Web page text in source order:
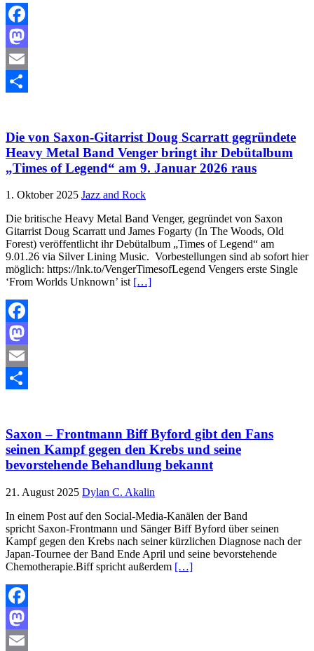
Facebook
Mastodon
Email
Die von Saxon-Gitarrist Doug Scarratt gegründete
Heavy Metal Band Venger bringt ihr Debütalbum
„Times of Legend“ am 9. Januar 2026 raus
1. Oktober 2025 Jazz and Rock
Die britische Heavy Metal Band Venger, gegründet von Saxon
Gitarrist Doug Scarratt und James Fogarty (In The Woods, Old
Forest) veröffentlicht ihr Debütalbum „Times of Legend“ am
9.01.26 via Silver Lining Music. Vorbestellungen sind ab sofort hier
möglich: https://lnk.to/VengerTimesofLegend Vengers erste Single
‘From Worlds Unknown’ ist […]
Facebook
Mastodon
Email
Saxon – Frontmann Biff Byford gibt den Fans
seinen Kampf gegen den Krebs und seine
bevorstehende Behandlung bekannt
21. August 2025 Dylan C. Akalin
In einem Post auf den Social-Media-Kanälen der Band
spricht Saxon-Frontmann und Sänger Biff Byford über seinen
Kampf gegen den Krebs nach seiner kürzlichen Diagnose nach der
Japan-Tournee der Band Ende April und seine bevorstehende
Chemotherapie.Biff spricht außerdem […]
Facebook
Mastodon